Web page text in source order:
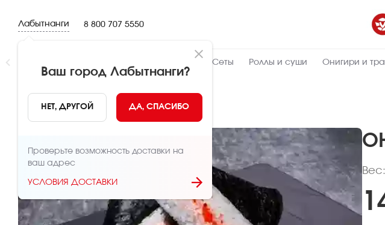
Лабытнанги
Ваш город Лабытнанги?
НЕТ, ДРУГОЙ ДА, СПАСИБО
Проверьте возможность доставки на
ваш адрес
УСЛОВИЯ ДОСТАВКИ
8 800 707 5550
Сеты Роллы и суши Онигири и
НАЗАД
Вес: